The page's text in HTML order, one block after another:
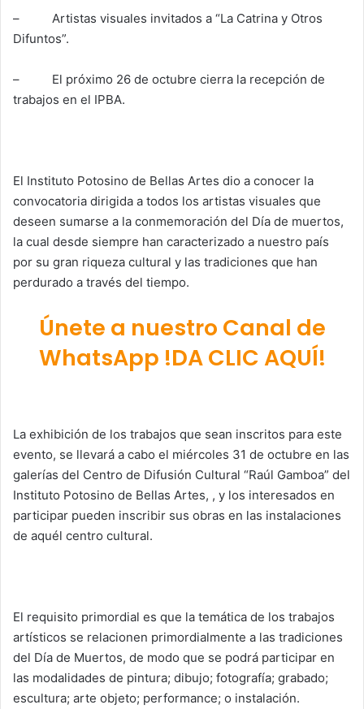
– Artistas visuales invitados a “La Catrina y Otros
Difuntos”.
– El próximo 26 de octubre cierra la recepción de
trabajos en el IPBA.
El Instituto Potosino de Bellas Artes dio a conocer la
convocatoria dirigida a todos los artistas visuales que
deseen sumarse a la conmemoración del Día de muertos,
la cual desde siempre han caracterizado a nuestro país
por su gran riqueza cultural y las tradiciones que han
perdurado a través del tiempo.
Únete a nuestro Canal de
WhatsApp !DA CLIC AQUÍ!
La exhibición de los trabajos que sean inscritos para este
evento, se llevará a cabo el miércoles 31 de octubre en las
galerías del Centro de Difusión Cultural “Raúl Gamboa” del
Instituto Potosino de Bellas Artes, , y los interesados en
participar pueden inscribir sus obras en las instalaciones
de aquél centro cultural.
El requisito primordial es que la temática de los trabajos
artísticos se relacionen primordialmente a las tradiciones
del Día de Muertos, de modo que se podrá participar en
las modalidades de pintura; dibujo; fotografía; grabado;
escultura; arte objeto; performance; o instalación.